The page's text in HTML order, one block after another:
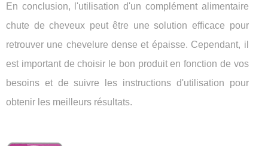
En conclusion, l'utilisation d'un complément alimentaire
chute de cheveux peut être une solution efficace pour
retrouver une chevelure dense et épaisse. Cependant, il
est important de choisir le bon produit en fonction de vos
besoins et de suivre les instructions d'utilisation pour
obtenir les meilleurs résultats.